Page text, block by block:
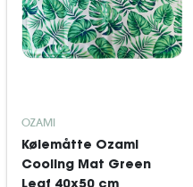
OZAMI
Kølemåtte Ozami
Cooling Mat Green